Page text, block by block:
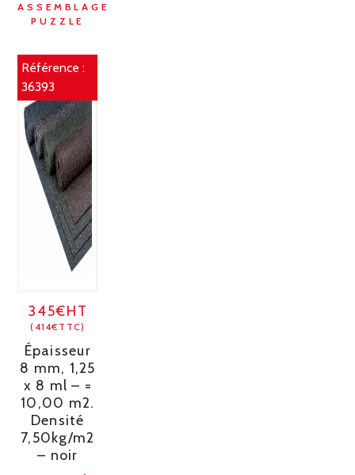
ASSEMBLAGE
PUZZLE
Référence :
36393
345€HT
(414€TTC)
Épaisseur
8 mm, 1,25
x 8 ml – =
10,00 m2.
Densité
7,50kg/m2
– noir